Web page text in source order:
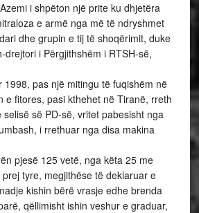
i shpëton një prite ku dhjetëra
e armë nga më të ndryshmet
dhe grupin e tij të shoqërimit, duke
drejtori i Përgjithshëm i RTSH-së,
1998, pas një mitingu të fuqishëm në
e fitores, pasi kthehet në Tiranë, rreth
së PD-së, vritet pabesisht nga
i rrethuar nga disa makina
pjesë 125 vetë, nga këta 25 me
tyre, megjithëse të deklaruar e
kishin bërë vrasje edhe brenda
qëllimisht ishin veshur e graduar,